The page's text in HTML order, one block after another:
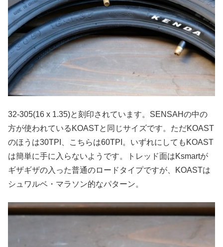
32-305(16 x 1.35)と刻印されています。SENSAHの中の
方が使われているKOASTと同じサイズです。ただKOAST
のほうは30TPI、こちらは60TPI。いずれにしてもKOAST
は簡単に手に入らないようです。トレッド面はKsmartが
ギザギザの入った普通のロードタイプですが、KOASTは
シュワルベ・マラソン的なパターン。